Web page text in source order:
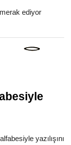
merak ediyor
yazılışını